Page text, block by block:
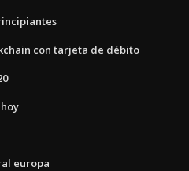
con tarjeta de débito
europa